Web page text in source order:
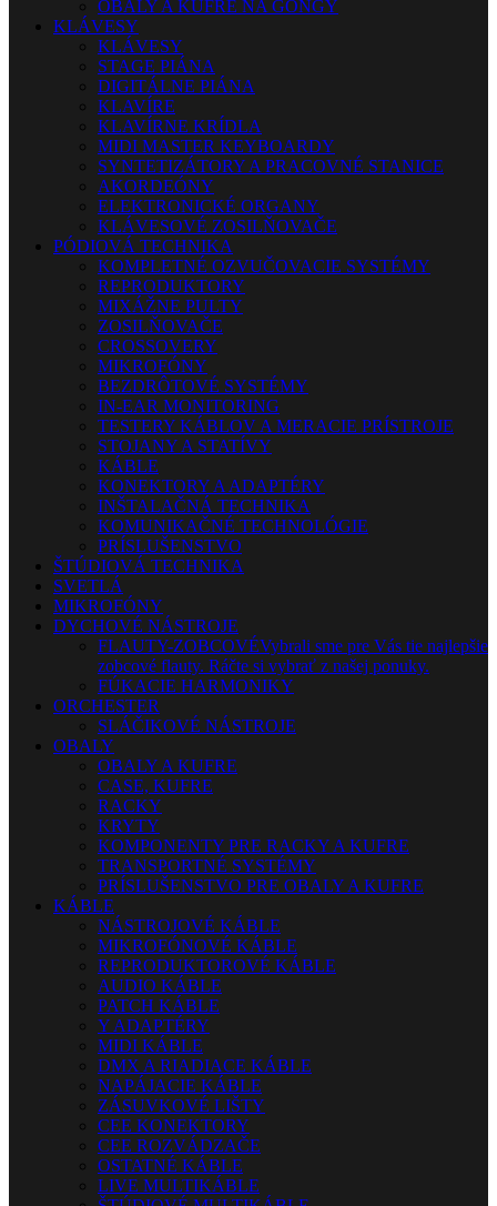
OBALY A KUFRE NA GONGY
KLÁVESY
KLÁVESY
STAGE PIÁNA
DIGITÁLNE PIÁNA
KLAVÍRE
KLAVÍRNE KRÍDLA
MIDI MASTER KEYBOARDY
SYNTETIZÁTORY A PRACOVNÉ STANICE
AKORDEÓNY
ELEKTRONICKÉ ORGANY
KLÁVESOVÉ ZOSILŇOVAČE
PÓDIOVÁ TECHNIKA
KOMPLETNÉ OZVUČOVACIE SYSTÉMY
REPRODUKTORY
MIXÁŽNE PULTY
ZOSILŇOVAČE
CROSSOVERY
MIKROFÓNY
BEZDRÔTOVÉ SYSTÉMY
IN-EAR MONITORING
TESTERY KÁBLOV A MERACIE PRÍSTROJE
STOJANY A STATÍVY
KÁBLE
KONEKTORY A ADAPTÉRY
INŠTALAČNÁ TECHNIKA
KOMUNIKAČNÉ TECHNOLÓGIE
PRÍSLUŠENSTVO
ŠTÚDIOVÁ TECHNIKA
SVETLÁ
MIKROFÓNY
DYCHOVÉ NÁSTROJE
FLAUTY-ZOBCOVÉVybrali sme pre Vás tie najlepšie
zobcové flauty. Ráčte si vybrať z našej ponuky.
FÚKACIE HARMONIKY
ORCHESTER
SLÁČIKOVÉ NÁSTROJE
OBALY
OBALY A KUFRE
CASE, KUFRE
RACKY
KRYTY
KOMPONENTY PRE RACKY A KUFRE
TRANSPORTNÉ SYSTÉMY
PRÍSLUŠENSTVO PRE OBALY A KUFRE
KÁBLE
NÁSTROJOVÉ KÁBLE
MIKROFÓNOVÉ KÁBLE
REPRODUKTOROVÉ KÁBLE
AUDIO KÁBLE
PATCH KÁBLE
Y ADAPTÉRY
MIDI KÁBLE
DMX A RIADIACE KÁBLE
NAPÁJACIE KÁBLE
ZÁSUVKOVÉ LIŠTY
CEE KONEKTORY
CEE ROZVÁDZAČE
OSTATNÉ KÁBLE
LIVE MULTIKÁBLE